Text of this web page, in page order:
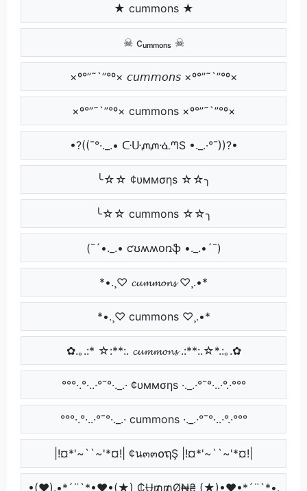
★ cummons ★
☠ cᵤₘₘₒₙₛ ☠
×º°”˜`”°º× 𝘤𝘶𝘮𝘮𝘰𝘯𝘴 ×º°”˜`”°º×
×º°”˜`”°º× cummons ×º°”˜`”°º×
•?((¯°·._.• ᑢᑘᘻᘻᓍᘉS •._.·°¯))?•
╰☆☆ ¢υммσηѕ ☆☆╮
╰☆☆ cummons ☆☆╮
(¯´•._.• ƈʊʍʍօռֆ •._.•´¯)
*•.¸♡ 𝓬𝓾𝓶𝓶𝓸𝓷𝓼 ♡¸.•*
*•.¸♡ cummons ♡¸.•*
✿.｡.:* ☆:**:. 𝓬𝓾𝓶𝓶𝓸𝓷𝓼 .:**:.☆*.:｡.✿
°°°·.°·..·°¯°·._.· ¢υммσηѕ ·._.·°¯°·..·°.·°°°
°°°·.°·..·°¯°·._.· cummons ·._.·°¯°·..·°.·°°°
|!¤*'~``~'*¤!| ¢น๓๓໐ຖŞ |!¤*'~``~'*¤!|
•(♥).•*´¨`*•♥•(★) ₵Ʉ₥₥Ø₦₴ (★)•♥•*´¨`*•.